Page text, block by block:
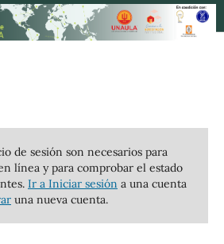
de sesión son necesarios para
línea y para comprobar el estado
Ir a Iniciar sesión a una cuenta
una nueva cuenta.